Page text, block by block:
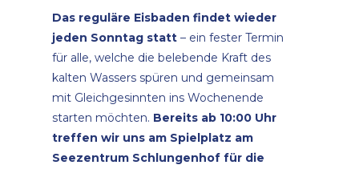
Das reguläre Eisbaden findet wieder
jeden Sonntag statt – ein fester Termin
für alle, welche die belebende Kraft des
kalten Wassers spüren und gemeinsam
mit Gleichgesinnten ins Wochenende
starten möchten. Bereits ab 10:00 Uhr
treffen wir uns am Spielplatz am
Seezentrum Schlungenhof für die